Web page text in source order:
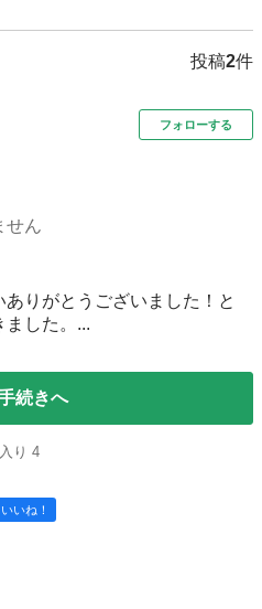
投稿2件
フォローする
せん
りがとうございました！と
ました。...
続きへ
り 4
いいね！